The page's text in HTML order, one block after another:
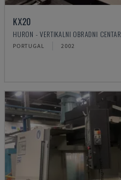
KX20
HURON - VERTIKALNI OBRADNI CENTAR
PORTUGAL 2002